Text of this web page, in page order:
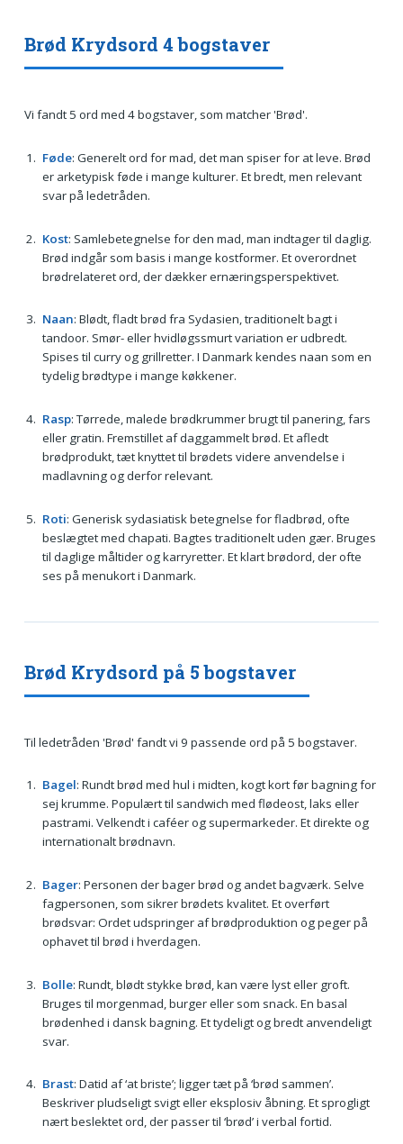
Brød Krydsord 4 bogstaver
Vi fandt 5 ord med 4 bogstaver, som matcher 'Brød'.
Føde: Generelt ord for mad, det man spiser for at leve. Brød
er arketypisk føde i mange kulturer. Et bredt, men relevant
svar på ledetråden.
Kost: Samlebetegnelse for den mad, man indtager til daglig.
Brød indgår som basis i mange kostformer. Et overordnet
brødrelateret ord, der dækker ernæringsperspektivet.
Naan: Blødt, fladt brød fra Sydasien, traditionelt bagt i
tandoor. Smør- eller hvidløgssmurt variation er udbredt.
Spises til curry og grillretter. I Danmark kendes naan som en
tydelig brødtype i mange køkkener.
Rasp: Tørrede, malede brødkrummer brugt til panering, fars
eller gratin. Fremstillet af daggammelt brød. Et afledt
brødprodukt, tæt knyttet til brødets videre anvendelse i
madlavning og derfor relevant.
Roti: Generisk sydasiatisk betegnelse for fladbrød, ofte
beslægtet med chapati. Bagtes traditionelt uden gær. Bruges
til daglige måltider og karryretter. Et klart brødord, der ofte
ses på menukort i Danmark.
Brød Krydsord på 5 bogstaver
Til ledetråden 'Brød' fandt vi 9 passende ord på 5 bogstaver.
Bagel: Rundt brød med hul i midten, kogt kort før bagning for
sej krumme. Populært til sandwich med flødeost, laks eller
pastrami. Velkendt i caféer og supermarkeder. Et direkte og
internationalt brødnavn.
Bager: Personen der bager brød og andet bagværk. Selve
fagpersonen, som sikrer brødets kvalitet. Et overført
brødsvar: Ordet udspringer af brødproduktion og peger på
ophavet til brød i hverdagen.
Bolle: Rundt, blødt stykke brød, kan være lyst eller groft.
Bruges til morgenmad, burger eller som snack. En basal
brødenhed i dansk bagning. Et tydeligt og bredt anvendeligt
svar.
Brast: Datid af ‘at briste’; ligger tæt på ‘brød sammen’.
Beskriver pludseligt svigt eller eksplosiv åbning. Et sprogligt
nært beslektet ord, der passer til ‘brød’ i verbal fortid.